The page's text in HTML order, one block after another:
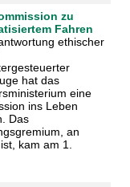
zu
Fahren
ethischer
hat das
eine
ins Leben
Das
an
kam am 1.